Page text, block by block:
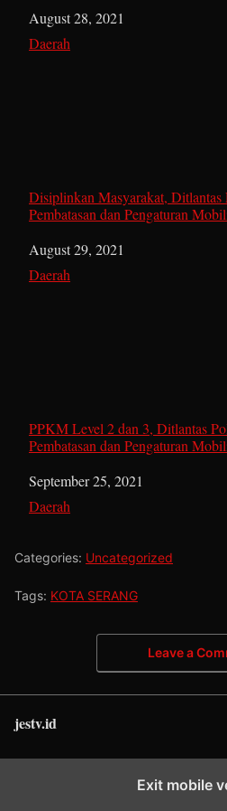
Date
August 28, 2021
In relation to
Daerah
Disiplinkan Masyarakat, Ditlantas
Pembatasan dan Pengaturan
Date
August 29, 2021
In relation to
Daerah
PPKM Level 2 dan 3, Ditlantas
Pembatasan dan Pengaturan
Date
September 25, 2021
In relation to
Daerah
Categories: Uncategorized
Tags: KOTA SERANG
Leave a
jestv.id
Exit mobile